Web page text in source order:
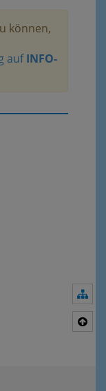
können,
aufINFO-